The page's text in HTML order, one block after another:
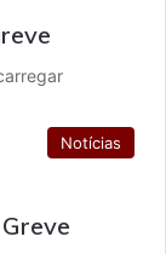
Notícias